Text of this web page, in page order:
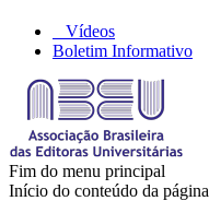
Vídeos
Boletim Informativo
Fim do menu principal
Início do conteúdo da página